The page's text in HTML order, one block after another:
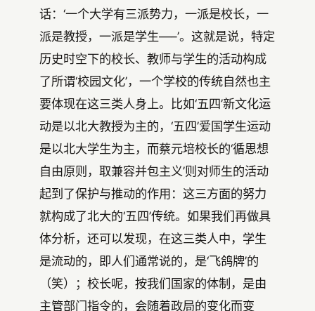
话：‘一个大学有三派势力，一派是校长，一
派是教授，一派是学生—–’。这就是说，特定
历史时空下的校长、教师与学生的活动构成
了所谓‘校园文化’，一个学校的传统自然也主
要体现在这三类人身上。比如‘五四’新文化运
动是以北大教授为主的，‘五四’爱国学生运动
是以北大学生为主，而蔡元培校长的‘循思想
自由原则，取兼容并包主义’则对师生的活动
起到了保护与推动的作用：这三方面的努力
就构成了北大的‘五四’传统。如果我们再做具
体分析，还可以发现，在这三类人中，学生
是流动的，即人们通常说的，是‘飞鸽牌’的
（笑）；校长呢，按我们国家的体制，是由
主管部门指令的，会随着政局的变化而变